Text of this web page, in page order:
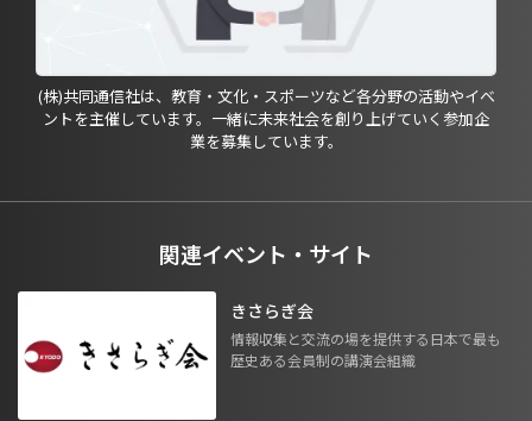
(株)共同通信社は、教育・文化・スポーツなど各分野の活動やイベ
ントを主催しています。一緒に未来社会を創り上げていく参加企
業を募集しています。
関連イベント・サイト
きさらぎ会
情報収集と交流の場を提供する日本で最も
歴史ある会員制の講演会組織